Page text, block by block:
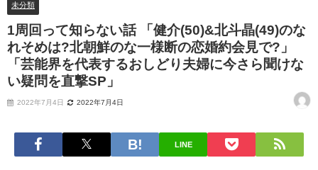
未分類
1周回って知らない話 「健介(50)&北斗晶(49)のな
れそめは?北朝鮮のな一様断の恋婚約会見で?」
「芸能界を代表するおしどり夫婦に今さら聞けな
い疑問を直撃SP」
2022年7月4日 2022年7月4日
LINE